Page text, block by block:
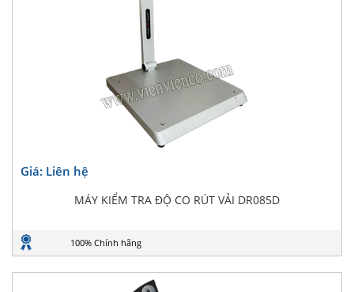
Giá: Liên hệ
MÁY KIỂM TRA ĐỘ CO RÚT VẢI DR085D
100% Chính hãng